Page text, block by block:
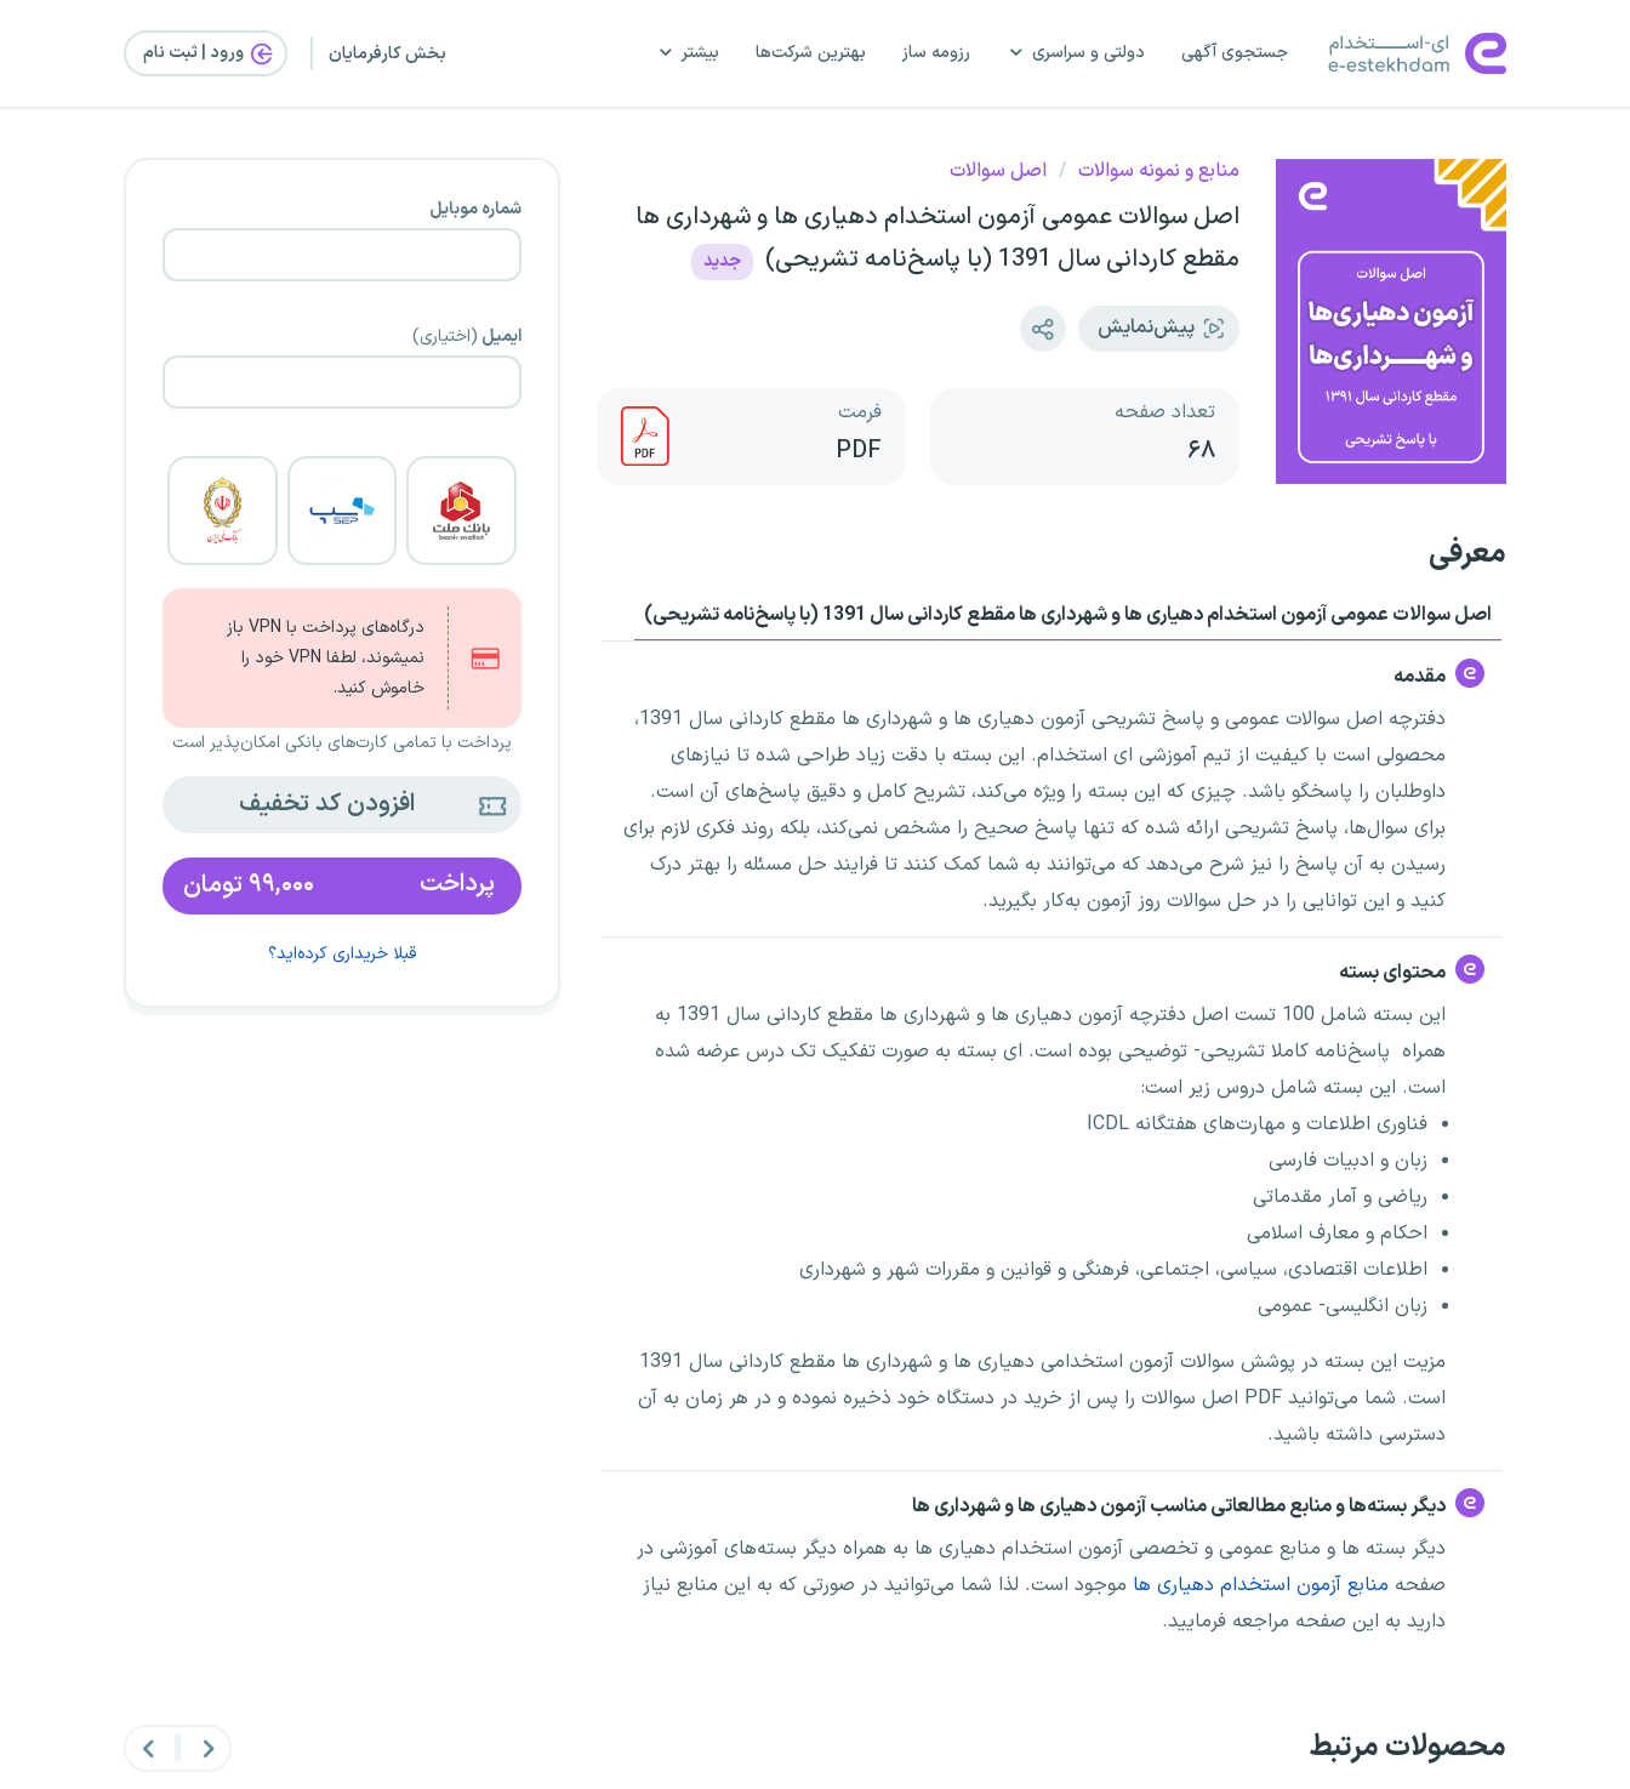
جستجوی آگهی دولتی و سراسری رزومه ساز بهترین شرکت‌ها بیشتر بخش کارفرمایان ورود | ثبت‌ نام
منابع و نمونه سوالات / اصل سوالات
اصل سوالات عمومی آزمون استخدام دهیاری ها و شهرداری ها
مقطع کاردانی سال 1391 (با پاسخ‌نامه تشریحی)
جدید
پیش‌نمایش
تعداد صفحه
۶۸
فرمت
PDF
معرفی
اصل سوالات عمومی آزمون استخدام دهیاری ها و شهرداری ها مقطع کاردانی سال 1391 (با پاسخ‌نامه تشریحی)
مقدمه
دفترچه اصل سوالات عمومی و پاسخ تشریحی آزمون دهیاری ها و شهرداری ها مقطع کاردانی سال 1391،
محصولی است با کیفیت از تیم آموزشی ای استخدام. این بسته با دقت زیاد طراحی شده تا نیازهای
داوطلبان را پاسخگو باشد. چیزی که این بسته را ویژه می‌کند، تشریح کامل و دقیق پاسخ‌های آن است.
برای سوال‌ها، پاسخ تشریحی ارائه شده که تنها پاسخ صحیح را مشخص نمی‌کند، بلکه روند فکری لازم برای
رسیدن به آن پاسخ را نیز شرح می‌دهد که می‌توانند به شما کمک کنند تا فرایند حل مسئله را بهتر درک
کنید و این توانایی را در حل سوالات روز آزمون به‌کار بگیرید.
محتوای بسته
این بسته شامل 100 تست اصل دفترچه آزمون دهیاری ها و شهرداری ها مقطع کاردانی سال 1391 به
همراه پاسخ‌نامه کاملا تشریحی- توضیحی بوده است. ای بسته به صورت تفکیک تک درس عرضه شده
است. این بسته شامل دروس زیر است:
فناوری اطلاعات و مهارت‌های هفتگانه ICDL
زبان و ادبیات فارسی
ریاضی و آمار مقدماتی
احکام و معارف اسلامی
اطلاعات اقتصادی، سیاسی، اجتماعی، فرهنگی و قوانین و مقررات شهر و شهرداری
زبان انگلیسی- عمومی
مزیت این بسته در پوشش سوالات آزمون استخدامی دهیاری ها و شهرداری ها مقطع کاردانی سال 1391
است. شما می‌توانید PDF
اصل سوالات را پس از خرید در دستگاه خود ذخیره نموده و در هر زمان به آن
دسترسی داشته باشید.
دیگر بسته‌ها و منابع مطالعاتی مناسب آزمون دهیاری ها و شهرداری ها
دیگر بسته ها و منابع عمومی و تخصصی آزمون استخدام دهیاری ها به همراه دیگر بسته‌های آموزشی در
صفحه منابع آزمون استخدام دهیاری ها موجود است. لذا شما می‌توانید در صورتی که به این منابع نیاز
دارید به این صفحه مراجعه فرمایید.
شماره موبایل
ایمیل (اختیاری)
درگاه‌های پرداخت با VPN باز
نمیشوند، لطفا VPN خود را
خاموش کنید.
پرداخت با تمامی کارت‌های بانکی امکان‌پذیر است
افزودن کد تخفیف
پرداخت ۹۹,۰۰۰ تومان
قبلا خریداری کرده‌اید؟
محصولات مرتبط